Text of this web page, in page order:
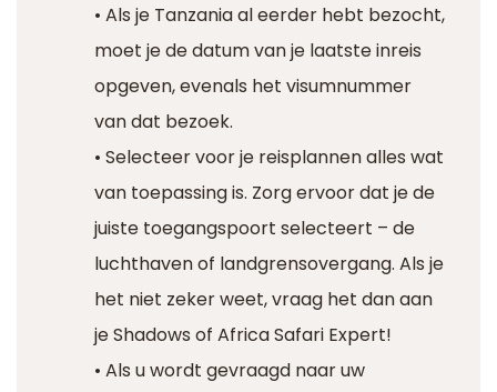
• Als je Tanzania al eerder hebt bezocht,
moet je de datum van je laatste inreis
opgeven, evenals het visumnummer
van dat bezoek.
• Selecteer voor je reisplannen alles wat
van toepassing is. Zorg ervoor dat je de
juiste toegangspoort selecteert – de
luchthaven of landgrensovergang. Als je
het niet zeker weet, vraag het dan aan
je Shadows of Africa Safari Expert!
• Als u wordt gevraagd naar uw